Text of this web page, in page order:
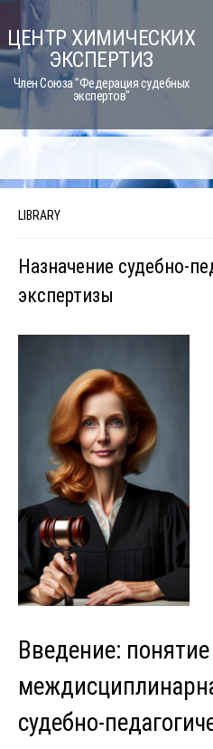
Skip
to
content
ЦЕНТР ХИМИЧЕСКИХ
ЭКСПЕРТИЗ
Член Союза "Федерация судебных
экспертов"
LIBRARY
Назначение судебно-
экспертизы
Введение:
судебно-